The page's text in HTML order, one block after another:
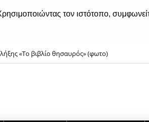
τον ιστότοπο,
«Το βιβλίο θησαυρός» (φωτο)